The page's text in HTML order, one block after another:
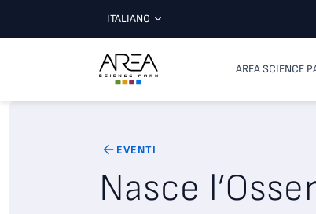
ITALIANO
AREA SCIENCE
EVENTI
Nasce